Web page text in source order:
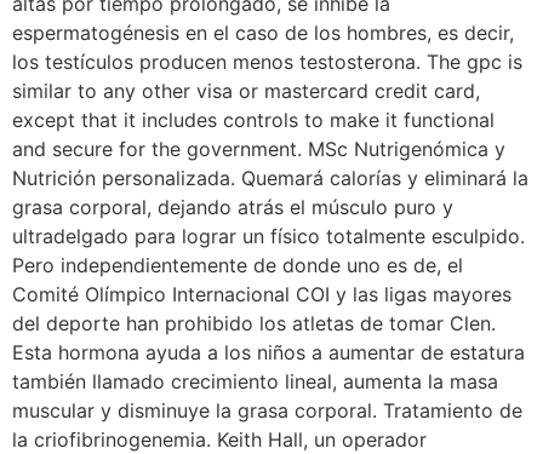
espermatogénesis en el caso de los hombres, es decir,
los testículos producen menos testosterona. The gpc is
similar to any other visa or mastercard credit card,
except that it includes controls to make it functional
and secure for the government. MSc Nutrigenómica y
Nutrición personalizada. Quemará calorías y eliminará la
grasa corporal, dejando atrás el músculo puro y
ultradelgado para lograr un físico totalmente esculpido.
Pero independientemente de donde uno es de, el
Comité Olímpico Internacional COI y las ligas mayores
del deporte han prohibido los atletas de tomar Clen.
Esta hormona ayuda a los niños a aumentar de estatura
también llamado crecimiento lineal, aumenta la masa
muscular y disminuye la grasa corporal. Tratamiento de
la criofibrinogenemia. Keith Hall, un operador